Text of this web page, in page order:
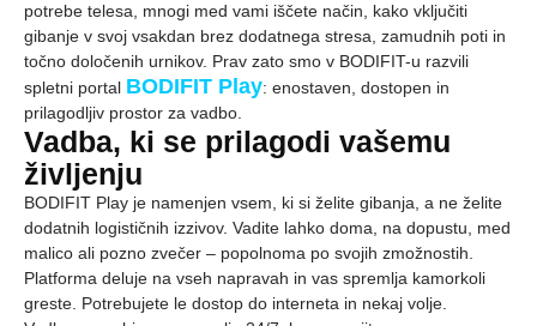
potrebe telesa, mnogi med vami iščete način, kako vključiti
gibanje v svoj vsakdan brez dodatnega stresa, zamudnih poti in
točno določenih urnikov. Prav zato smo v BODIFIT-u razvili
spletni portal BODIFIT Play: enostaven, dostopen in
prilagodljiv prostor za vadbo.
Vadba, ki se prilagodi vašemu
življenju
BODIFIT Play je namenjen vsem, ki si želite gibanja, a ne želite
dodatnih logističnih izzivov. Vadite lahko doma, na dopustu, med
malico ali pozno zvečer – popolnoma po svojih zmožnostih.
Platforma deluje na vseh napravah in vas spremlja kamorkoli
greste. Potrebujete le dostop do interneta in nekaj volje.